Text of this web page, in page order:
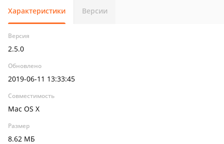
Характеристики Версии
Версия
2.5.0
Обновлено
2019-06-11 13:33:45
Совместимость
Mac OS X
Размер
8.62 МБ